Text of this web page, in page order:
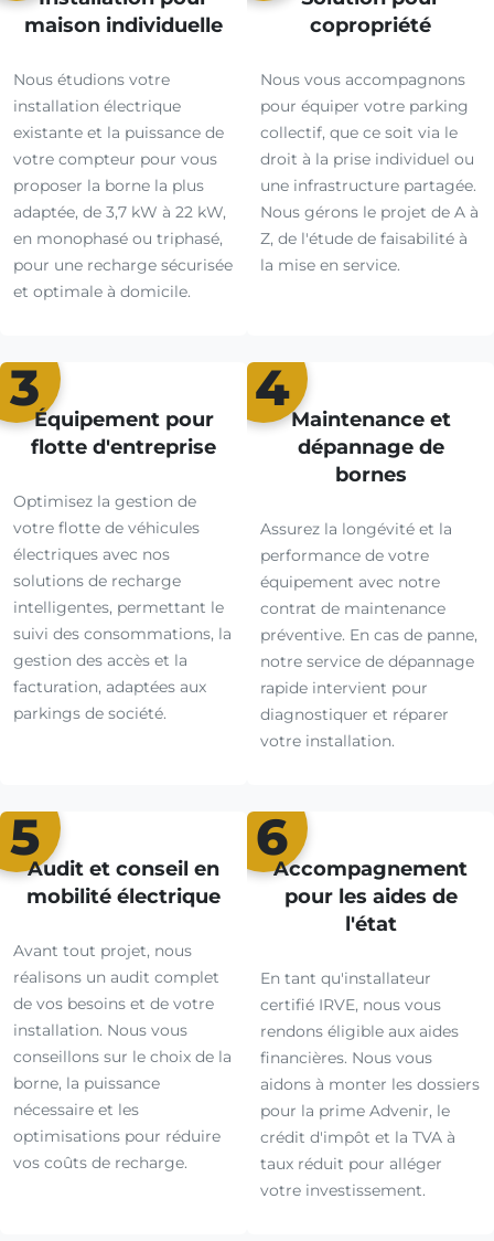
maison individuelle
Nous étudions votre
installation électrique
existante et la puissance de
votre compteur pour vous
proposer la borne la plus
adaptée, de 3,7 kW à 22 kW,
en monophasé ou triphasé,
pour une recharge sécurisée
et optimale à domicile.
copropriété
Nous vous accompagnons
pour équiper votre parking
collectif, que ce soit via le
droit à la prise individuel ou
une infrastructure partagée.
Nous gérons le projet de A à
Z, de l'étude de faisabilité à
la mise en service.
3
Équipement pour
flotte d'entreprise
Optimisez la gestion de
votre flotte de véhicules
électriques avec nos
solutions de recharge
intelligentes, permettant le
suivi des consommations, la
gestion des accès et la
facturation, adaptées aux
parkings de société.
4
Maintenance et
dépannage de
bornes
Assurez la longévité et la
performance de votre
équipement avec notre
contrat de maintenance
préventive. En cas de panne,
notre service de dépannage
rapide intervient pour
diagnostiquer et réparer
votre installation.
5
Audit et conseil en
mobilité électrique
Avant tout projet, nous
réalisons un audit complet
de vos besoins et de votre
installation. Nous vous
conseillons sur le choix de la
borne, la puissance
nécessaire et les
optimisations pour réduire
vos coûts de recharge.
6
Accompagnement
pour les aides de
l'état
En tant qu'installateur
certifié IRVE, nous vous
rendons éligible aux aides
financières. Nous vous
aidons à monter les dossiers
pour la prime Advenir, le
crédit d'impôt et la TVA à
taux réduit pour alléger
votre investissement.